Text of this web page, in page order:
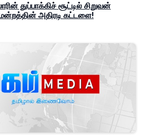
துப்பாக்கிச் சூட்டில் சிறுவன்
அதிரடி கட்டளை!